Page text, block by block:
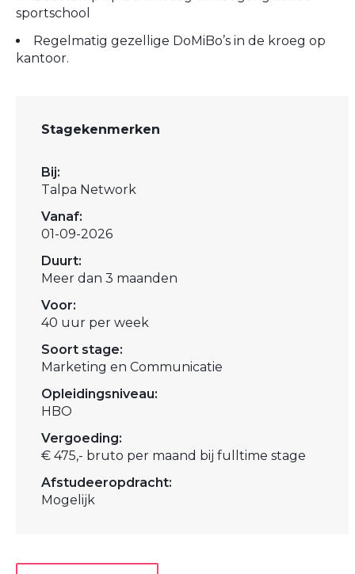
sportschool
Regelmatig gezellige DoMiBo’s in de kroeg op
kantoor.
Stagekenmerken
Bij:
Talpa Network
Vanaf:
01-09-2026
Duurt:
Meer dan 3 maanden
Voor:
40 uur per week
Soort stage:
Marketing en Communicatie
Opleidingsniveau:
HBO
Vergoeding:
€ 475,- bruto per maand bij fulltime stage
Afstudeeropdracht:
Mogelijk